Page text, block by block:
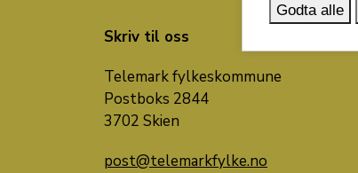
Skriv til oss
Telemark fylkeskommune
Postboks 2844
3702 Skien
post@telemarkfylke.no
Godta alle